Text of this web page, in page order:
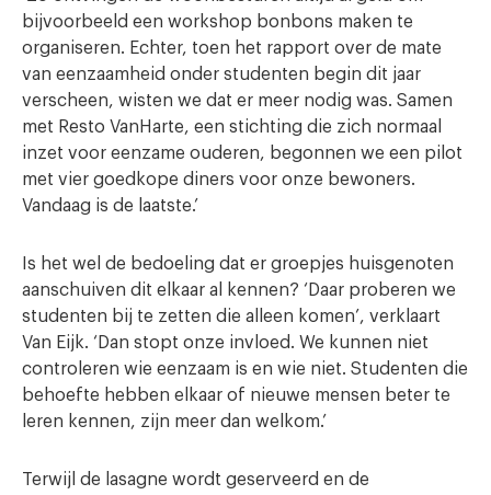
bijvoorbeeld een workshop bonbons maken te
organiseren. Echter, toen het rapport over de mate
van eenzaamheid onder studenten begin dit jaar
verscheen, wisten we dat er meer nodig was. Samen
met Resto VanHarte, een stichting die zich normaal
inzet voor eenzame ouderen, begonnen we een pilot
met vier goedkope diners voor onze bewoners.
Vandaag is de laatste.’
Is het wel de bedoeling dat er groepjes huisgenoten
aanschuiven dit elkaar al kennen? ‘Daar proberen we
studenten bij te zetten die alleen komen’, verklaart
Van Eijk. ‘Dan stopt onze invloed. We kunnen niet
controleren wie eenzaam is en wie niet. Studenten die
behoefte hebben elkaar of nieuwe mensen beter te
leren kennen, zijn meer dan welkom.’
Terwijl de lasagne wordt geserveerd en de